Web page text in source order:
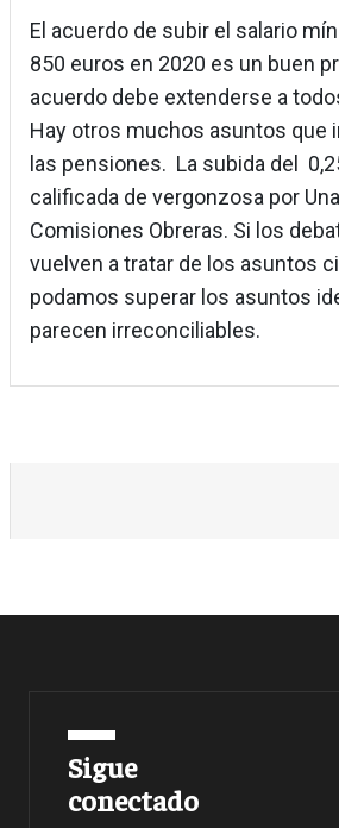
El acuerdo de subir el salario
850 euros en 2020 es un buen
acuerdo debe extenderse a
Hay otros muchos asuntos que
las pensiones. La subida del
calificada de vergonzosa por
Comisiones Obreras. Si los
vuelven a tratar de los asuntos
podamos superar los asuntos
parecen irreconciliables.
Sigue
conectado